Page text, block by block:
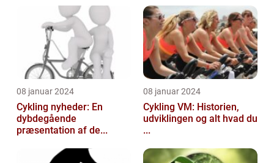
08 januar 2024
Cykling nyheder: En
dybdegående
præsentation af de...
08 januar 2024
Cykling VM: Historien,
udviklingen og alt hvad du
...